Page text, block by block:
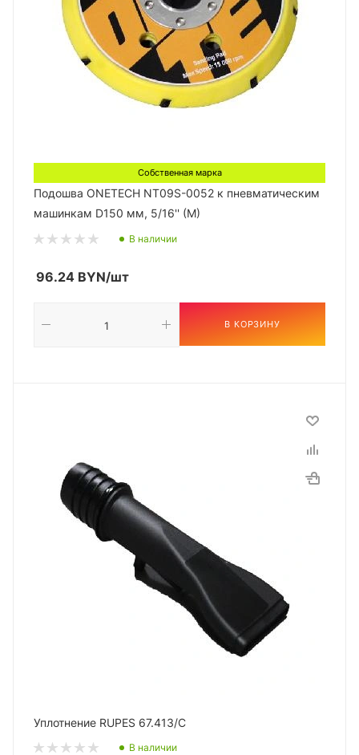
Собственная марка
Подошва ONETECH NT09S-0052 к пневматическим
машинкам D150 мм, 5/16'' (М)
В наличии
96.24 BYN/шт
В КОРЗИНУ
Уплотнение RUPES 67.413/C
В наличии